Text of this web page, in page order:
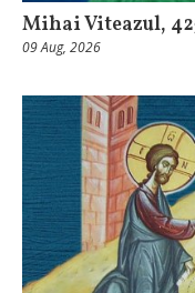
Mihai Viteazul,
09 Aug, 2026